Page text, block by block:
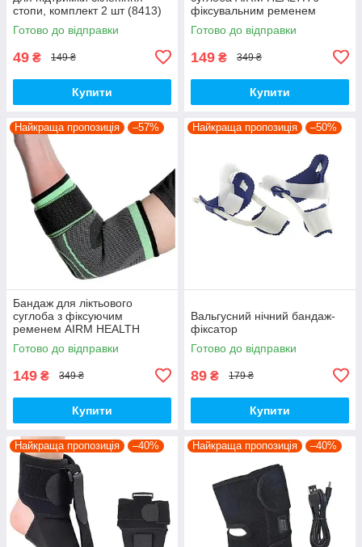
стопи, комплект 2 шт (8413)
Готово до відправки
49 ₴ 149 ₴
Купити
фіксувальним ременем
(7986)
Готово до відправки
149 ₴ 349 ₴
Купити
Найкраща пропозиція –57%
Бандаж для ліктьового
суглоба з фіксуючим
ременем AIRM HEALTH
(7986)
Готово до відправки
149 ₴ 349 ₴
Купити
Найкраща пропозиція –50%
Вальгусний нічний бандаж-
фіксатор
Готово до відправки
89 ₴ 179 ₴
Купити
Найкраща пропозиція –40% Найкраща пропозиція –40%